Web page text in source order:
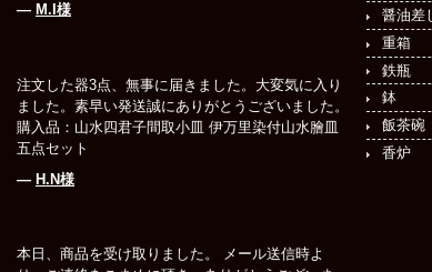
醤油差
重箱
鉄瓶
鉢
飯茶碗
香炉
― M.I様
注文した器3点、無事に届きました。大変気に入り
ました。素早い発送誠にありがとうございました。
購入品：山水四君子間取小皿 伊万里染付山水膾皿
五点セット
― H.N様
本日、商品を受け取りました。 メール送信時よ